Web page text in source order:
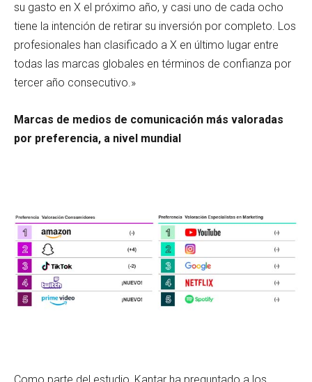
su gasto en X el próximo año, y casi uno de cada ocho
tiene la intención de retirar su inversión por completo. Los
profesionales han clasificado a X en último lugar entre
todas las marcas globales en términos de confianza por
tercer año consecutivo.»
Marcas de medios de comunicación más valoradas
por preferencia, a nivel mundial